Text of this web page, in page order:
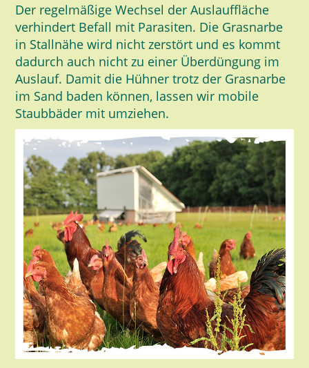
Der regelmäßige Wechsel der Auslauffläche
verhindert Befall mit Parasiten. Die Grasnarbe
in Stallnähe wird nicht zerstört und es kommt
dadurch auch nicht zu einer Überdüngung im
Auslauf. Damit die Hühner trotz der Grasnarbe
im Sand baden können, lassen wir mobile
Staubbäder mit umziehen.